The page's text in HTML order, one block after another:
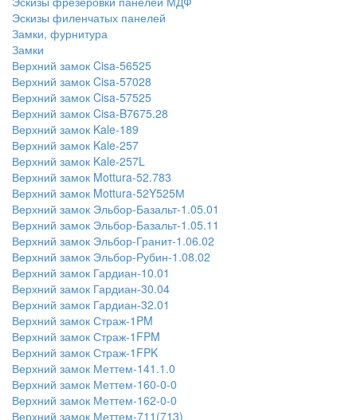
Эскизы филенчатых панелей
Замки, фурнитура
Замки
Верхний замок Cisa-56525
Верхний замок Cisa-57028
Верхний замок Cisa-57525
Верхний замок Cisa-B7675.28
Верхний замок Kale-189
Верхний замок Kale-257
Верхний замок Kale-257L
Верхний замок Mottura-52.783
Верхний замок Mottura-52Y525М
Верхний замок Эльбор-Базальт-1.05.01
Верхний замок Эльбор-Базальт-1.05.11
Верхний замок Эльбор-Гранит-1.06.02
Верхний замок Эльбор-Рубин-1.08.02
Верхний замок Гардиан-10.01
Верхний замок Гардиан-30.04
Верхний замок Гардиан-32.01
Верхний замок Страж-1PM
Верхний замок Страж-1FPM
Верхний замок Страж-1FPK
Верхний замок Меттем-141.1.0
Верхний замок Меттем-160-0-0
Верхний замок Меттем-162-0-0
Верхний замок Меттем-711(713)